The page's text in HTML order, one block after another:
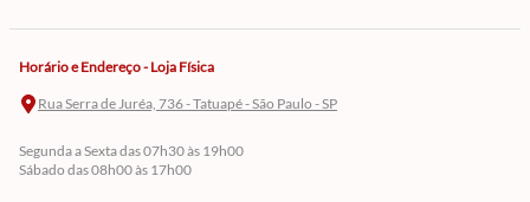
Horário e Endereço - Loja Física
Rua Serra de Juréa, 736 - Tatuapé - São Paulo - SP
Segunda a Sexta das 07h30 às 19h00
Sábado das 08h00 às 17h00